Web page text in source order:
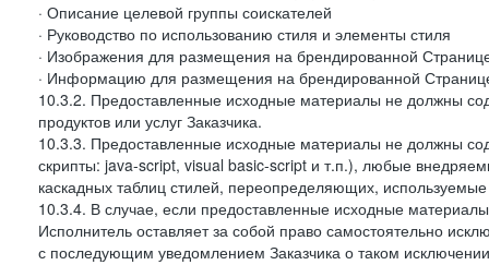
· Описание целевой группы соискателей
· Руководство по использованию стиля и элементы стиля
· Изображения для размещения на брендированной
· Информацию для размещения на брендированной
10.3.2. Предоставленные исходные материалы не должны
продуктов или услуг Заказчика.
10.3.3. Предоставленные исходные материалы не должны
скрипты: java-script, visual basic-script и т.п.), любые
каскадных таблиц стилей, переопределяющих,
10.3.4. В случае, если предоставленные исходные
Исполнитель оставляет за собой право самостоятельно
с последующим уведомлением Заказчика о таком